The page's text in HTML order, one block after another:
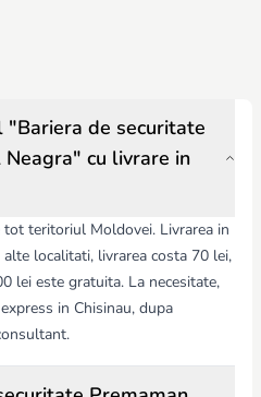
"Bariera de securitate
cu livrare in
tot teritoriul Moldovei. Livrarea in
localitati, livrarea costa 70 lei,
lei este gratuita. La necesitate,
in Chisinau, dupa